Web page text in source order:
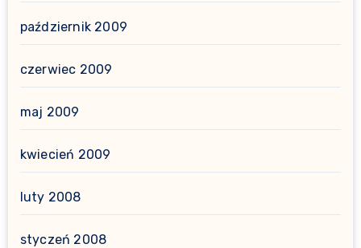
październik 2009
czerwiec 2009
maj 2009
kwiecień 2009
luty 2008
styczeń 2008